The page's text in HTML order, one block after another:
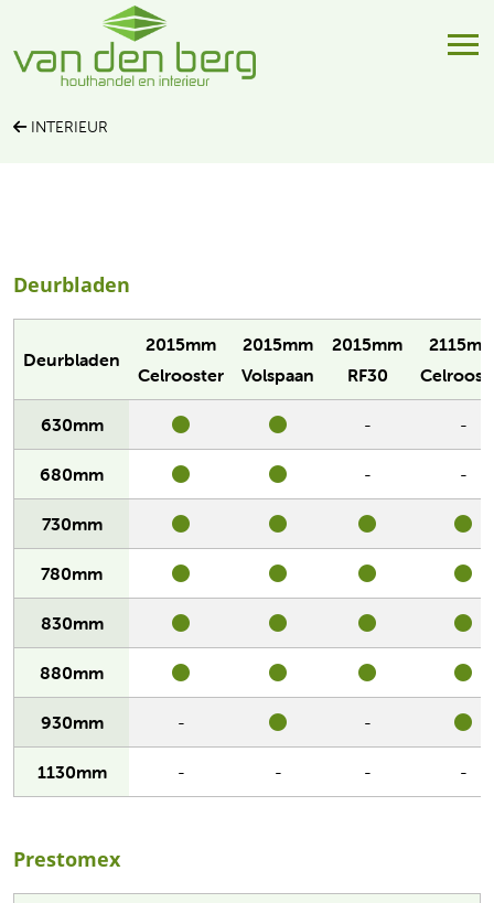
INTERIEUR
Deurbladen
Deurbladen
2015mm
Celrooster
2015mm
Volspaan
2015mm
RF30
630mm - -
680mm - -
730mm
780mm
830mm
880mm
930mm - -
1130mm - - - -
Prestomex